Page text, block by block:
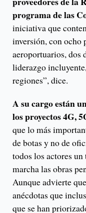
programa de las
iniciativa que
inversión, con ocho
aeroportuarios, dos
liderazgo
regiones”, dice.
A su cargo están
los proyectos 4G,
que lo más
de botas y no de
todos los actores
marcha las obras
Aunque advierte
anécdotas que
que se han